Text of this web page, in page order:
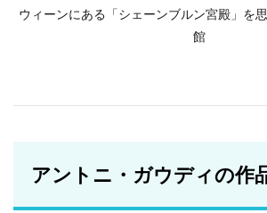
ウィーンにある「シェーンブルン宮殿」を
館
アントニ・ガウディの